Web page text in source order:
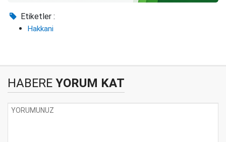
Etiketler :
Hakkani
HABERE YORUM KAT